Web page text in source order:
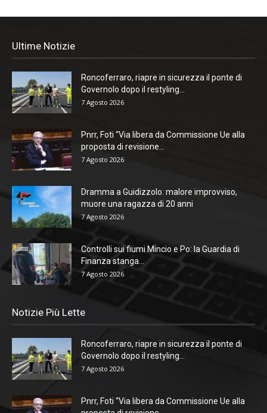
Ultime Notizie
Roncoferraro, riapre in sicurezza il ponte di
Governolo dopo il restyling...
7 Agosto 2026
Pnrr, Foti “Via libera da Commissione Ue alla
proposta di revisione...
7 Agosto 2026
Dramma a Guidizzolo: malore improvviso,
muore una ragazza di 20 anni
7 Agosto 2026
Controlli sui fiumi Mincio e Po: la Guardia di
Finanza stanga...
7 Agosto 2026
Notizie Più Lette
Roncoferraro, riapre in sicurezza il ponte di
Governolo dopo il restyling...
7 Agosto 2026
Pnrr, Foti “Via libera da Commissione Ue alla